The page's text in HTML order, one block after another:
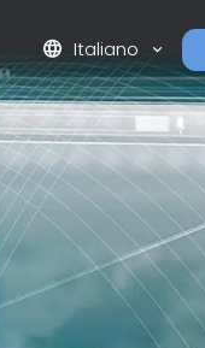
language Italiano